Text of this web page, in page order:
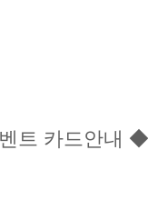
트 카드안내 ◆